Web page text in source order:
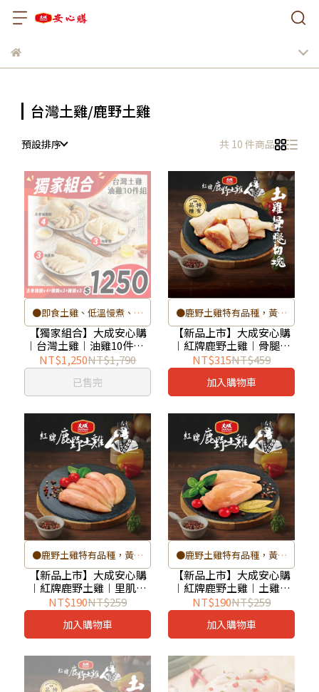
台灣土雞/鹿野土雞
預設排序 共 10 件商品
●即食土雞、低溫慢煮、冰
鎮鎖鮮
●國產土雞
●冷藏解凍，拆袋即食
【獨家組合】大成安心購
︱台灣土雞︱油雞10件組_
油雞腿4+油雞胸3+油雞翅
3_限量100組(每單限購1
組)
NT$1,250NT$1,790
已售完
●鹿野土雞特有品種，黃皮
黃爪，皮薄肉細，油脂甘甜
●擁有全台最完整的雞肉溯
源系統
●鹿野土雞採高標準的生產
【新品上市】大成安心購
︱紅牌鹿野土雞︱骨腿單
支切塊400g(400g/1包)
NT$315NT$459
加入購物車
●鹿野土雞特有品種，黃皮
黃爪，皮薄肉細，油脂甘甜
●擁有全台最完整的雞肉溯
源系統
●鹿野土雞採高標準的生產
【新品上市】大成安心購
︱紅牌鹿野土雞︱里肌胸
300g(300g/1包)-單包
NT$190NT$259
加入購物車
●鹿野土雞特有品種，黃皮
黃爪，皮薄肉細，油脂甘甜
●擁有全台最完整的雞肉溯
源系統
●鹿野土雞採高標準的生產
【新品上市】大成安心購
︱紅牌鹿野土雞︱土雞胸
300g(300g/1包)-單包
NT$190NT$259
加入購物車